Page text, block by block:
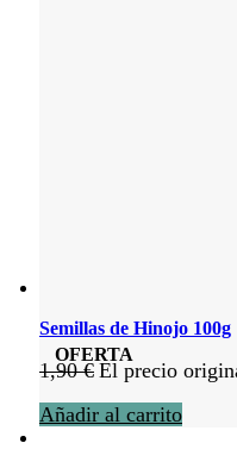
OFERTA
Semillas de Hinojo 100g
1,90€ El precio
Añadir al carrito